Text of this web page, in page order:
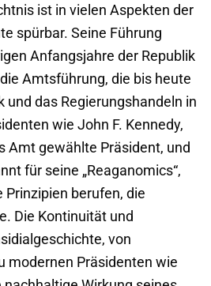
ist in vielen Aspekten der
spürbar. Seine Führung
Anfangsjahre der Republik
Amtsführung, die bis heute
und das Regierungshandeln in
wie John F. Kennedy,
Amt gewählte Präsident, und
für seine „Reaganomics“,
Prinzipien berufen, die
Die Kontinuität und
von
modernen Präsidenten wie